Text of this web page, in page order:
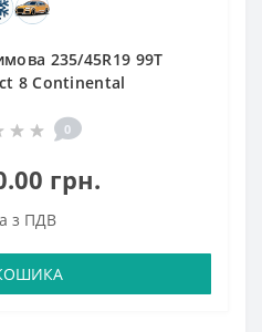
235/45R19 99T
8 Continental
0
грн.
з ПДВ